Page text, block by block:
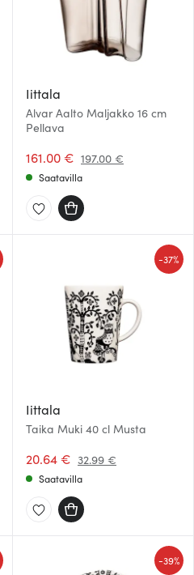
Iittala
Alvar Aalto Maljakko 16 cm
Pellava
161.00 € 197.00 €
Saatavilla
Iittala
Taika Muki 40 cl Musta
20.64 € 32.99 €
-37%
Saatavilla
-39%